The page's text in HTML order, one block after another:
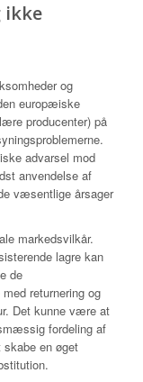
ikke
og
europæiske
producenter) på
advarsel mod
anvendelse af
væsentlige årsager
markedsvilkår.
lagre kan
de
returnering og
Det kunne være at
fordeling af
en øget